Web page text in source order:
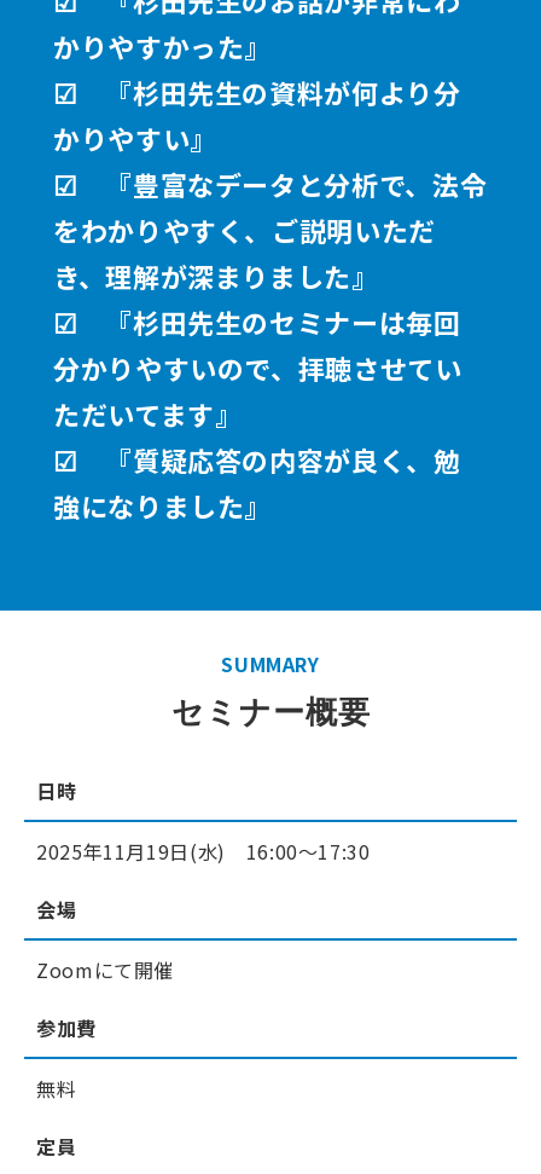
かりやすかった』
☑ 『杉田先生の資料が何より分
かりやすい』
☑ 『豊富なデータと分析で、法令
をわかりやすく、ご説明いただ
き、理解が深まりました』
☑ 『杉田先生のセミナーは毎回
分かりやすいので、拝聴させてい
ただいてます』
☑ 『質疑応答の内容が良く、勉
強になりました』
SUMMARY
セミナー概要
日時
2025年11月19日(水) 16:00〜17:30
会場
Zoomにて開催
参加費
無料
定員